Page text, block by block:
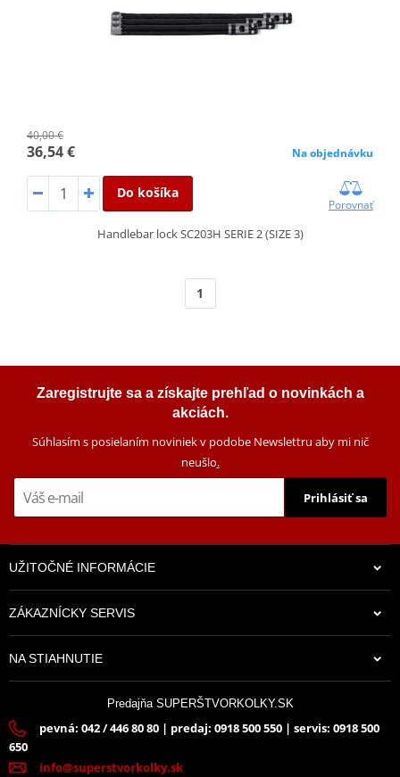
40,00 €
36,54 € Na objednávku
Do košíka
Porovnať
Handlebar lock SC203H SERIE 2 (SIZE 3)
1
Zaregistrujte sa a získajte prehľad o novinkách a
akciách.
Súhlasím s posielaním noviniek v podobe Newslettru aby mi nič
neušlo.
Prihlásiť sa
UŽITOČNÉ INFORMÁCIE
ZÁKAZNÍCKY SERVIS
NA STIAHNUTIE
Predajňa SUPERŠTVORKOLKY.SK
pevná: 042 / 446 80 80 | predaj: 0918 500 550 | servis: 0918 500
650
info@superstvorkolky.sk